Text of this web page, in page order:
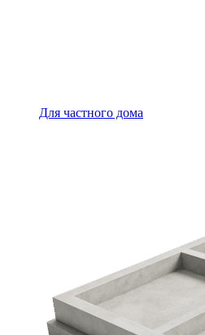
Для частного дома